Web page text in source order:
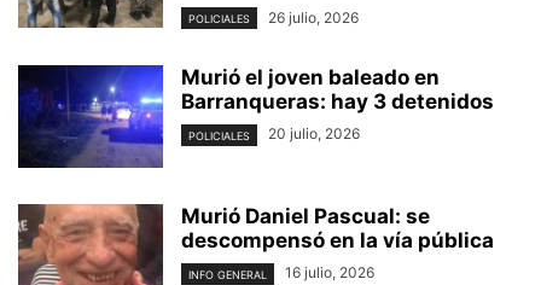
POLICIALES 26 julio, 2026
Murió el joven baleado en
Barranqueras: hay 3 detenidos
POLICIALES 20 julio, 2026
Murió Daniel Pascual: se
descompensó en la vía pública
INFO GENERAL 16 julio, 2026